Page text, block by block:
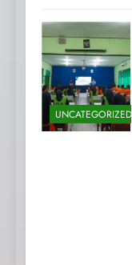
UNCATEGORIZED